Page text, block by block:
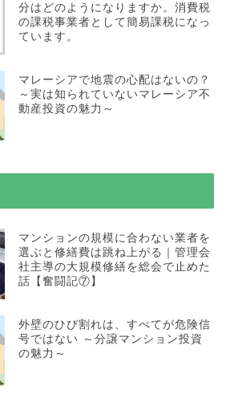
分はどのようになりますか。消費税
の課税事業者として簡易課税になっ
ています。
マレーシアで地震の心配はないの？
～実は知られていないマレーシア不
動産投資の魅力～
マンションの規模に合わない業者を
選ぶと修繕費は跳ね上がる｜管理会
社主導の大規模修繕を総会で止めた
話【奮闘記⑦】
外壁のひび割れは、すべてが危険信
号ではない ～分譲マンション投資
の魅力～